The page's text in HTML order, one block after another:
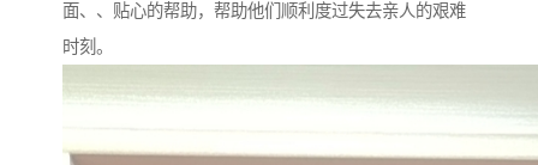
面、、贴心的帮助，帮助他们顺利度过失去亲人的艰难
时刻。